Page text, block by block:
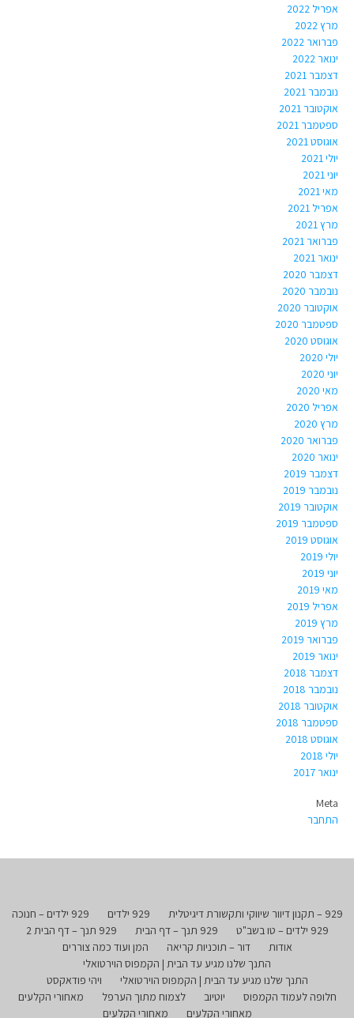
אפריל 2022
מרץ 2022
פברואר 2022
ינואר 2022
דצמבר 2021
נובמבר 2021
אוקטובר 2021
ספטמבר 2021
אוגוסט 2021
יולי 2021
יוני 2021
מאי 2021
אפריל 2021
מרץ 2021
פברואר 2021
ינואר 2021
דצמבר 2020
נובמבר 2020
אוקטובר 2020
ספטמבר 2020
אוגוסט 2020
יולי 2020
יוני 2020
מאי 2020
אפריל 2020
מרץ 2020
פברואר 2020
ינואר 2020
דצמבר 2019
נובמבר 2019
אוקטובר 2019
ספטמבר 2019
אוגוסט 2019
יולי 2019
יוני 2019
מאי 2019
אפריל 2019
מרץ 2019
פברואר 2019
ינואר 2019
דצמבר 2018
נובמבר 2018
אוקטובר 2018
ספטמבר 2018
אוגוסט 2018
יולי 2018
ינואר 2017
Meta
התחבר
929 – תקנון דיוור שיווקי ותקשורת דיגיטלית 929 ילדים
929 ילדים – חנוכה
929 ילדים – טו בשב"ט
929 תנך – דף הבית
929 תנך – דף הבית 2
אודות
דור – תוכניות קריאה
המן ועוד כמה צוררים
התנך שלנו מגיע עד הבית | הקמפוס הוירטואלי
התנך שלנו מגיע עד הבית | הקמפוס הוירטואלי
ויהי פודאקסט
חלופה לעמוד הקמפוס
יוטיוב לצמוח מתוך הערפל
מאחורי הקלעים
מאחורי הקלעים
מאחורי הקלעים